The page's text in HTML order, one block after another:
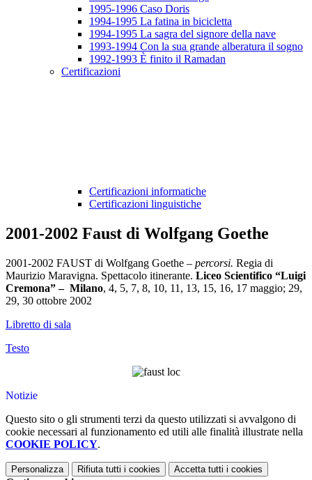
1995-1996 Caso Doris
1994-1995 La fatina in bicicletta
1994-1995 La sagra del signore della nave
1993-1994 Con la sua grande alberatura il sogno
1992-1993 È finito il Ramadan
Certificazioni
Certificazioni informatiche
Certificazioni linguistiche
2001-2002 Faust di Wolfgang Goethe
2001-2002 FAUST di Wolfgang Goethe – percorsi. Regia di
Maurizio Maravigna. Spettacolo itinerante. Liceo Scientifico “Luigi
Cremona” – Milano, 4, 5, 7, 8, 10, 11, 13, 15, 16, 17 maggio; 29,
29, 30 ottobre 2002
Libretto di sala
Testo
Notizie
Questo sito o gli strumenti terzi da questo utilizzati si avvalgono di
cookie necessari al funzionamento ed utili alle finalità illustrate nella
COOKIE POLICY.
Personalizza Rifiuta tutti i cookies Accetta tutti i cookies